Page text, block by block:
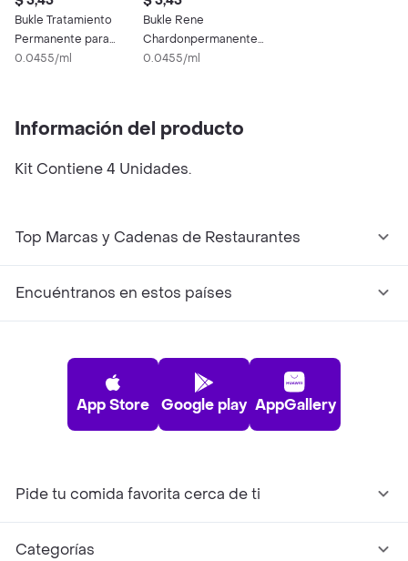
Bukle Tratamiento
Permanente para
Cabellos muy Lisos o
0.0455/ml
Bukle Rene
Chardonpermanente
Kit B
0.0455/ml
Información del producto
Kit Contiene 4 Unidades.
Top Marcas y Cadenas de Restaurantes
Encuéntranos en estos países
App Store Google play AppGallery
Pide tu comida favorita cerca de ti
Categorías